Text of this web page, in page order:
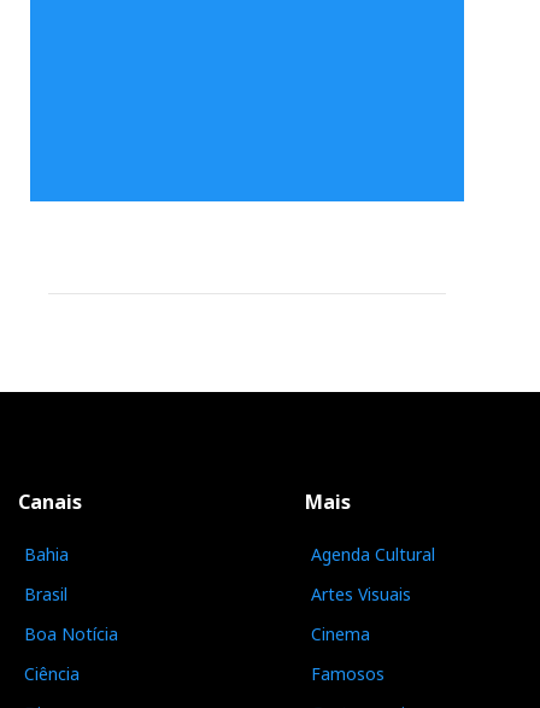
Canais
Bahia
Brasil
Boa Notícia
Ciência
Mais
Agenda Cultural
Artes Visuais
Cinema
Famosos